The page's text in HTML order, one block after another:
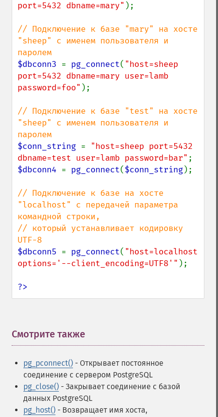
port=5432 dbname=mary" );
// Подключение к базе "mary" на хосте
"sheep" с именем пользователя и
$dbconn3 = pg_connect( "host=sheep
port=5432 dbname=mary user=lamb
password=foo" );
// Подключение к базе "test" на хосте
"sheep" с именем пользователя и
$conn_string = "host=sheep port=5432
dbname=test user=lamb password=bar"
$dbconn4 = pg_connect($conn_string);
// Подключение к базе на хосте
"localhost" с передачей параметра
командной строки,
// который устанавливает кодировку
$dbconn5 = pg_connect( "host=localhost
options='--client_encoding=UTF8'" );
?>
Смотрите также
pg_pconnect() - Открывает постоянное
соединение с сервером PostgreSQL
pg_close() - Закрывает соединение с базой
данных PostgreSQL
pg_host() - Возвращает имя хоста,